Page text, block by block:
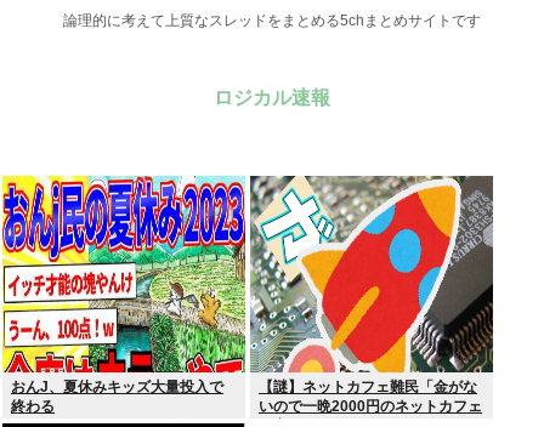
論理的に考えて上質なスレッドをまとめる5chまとめサイトです
ロジカル速報
おんJ、夏休みキッズ大量投入で
終わる
【謎】ネットカフェ難民「金がな
いので一晩2000円のネットカフェ